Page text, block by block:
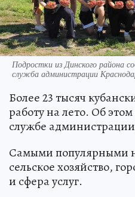
Подростки из Динского района
служба администрации
Более 23 тысяч
работу на лето. Об
службе
Самыми популярными
сельское хозяйство,
и сфера услуг.